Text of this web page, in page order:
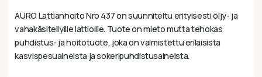
AURO Lattianhoito Nro 437 on suunniteltu erityisesti öljy- ja
vahakäsitellyille lattioille. Tuote on mieto mutta tehokas
puhdistus- ja hoitotuote, joka on valmistettu erilaisista
kasvispesuaineista ja sokeripuhdistusaineista.